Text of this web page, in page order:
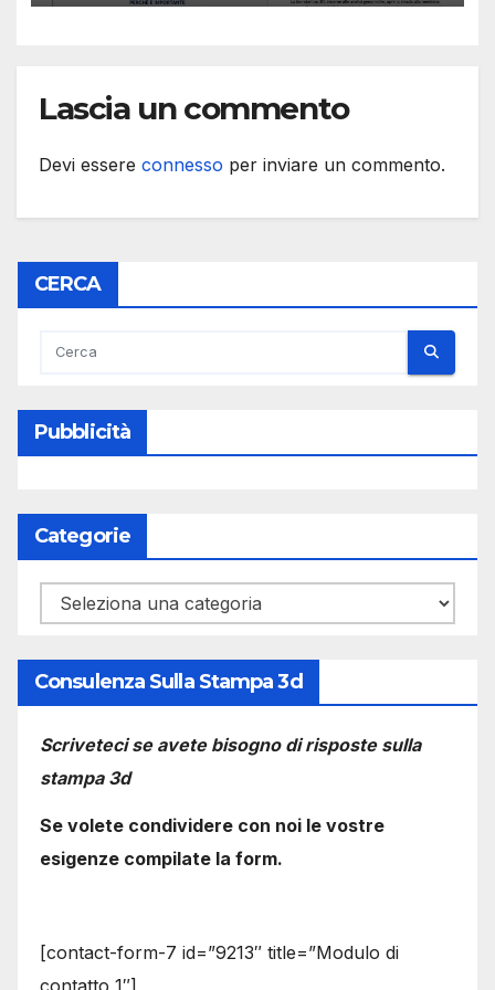
Lascia un commento
Devi essere connesso per inviare un commento.
CERCA
Pubblicità
Categorie
Categorie
Consulenza Sulla Stampa 3d
Scriveteci se avete bisogno di risposte sulla
stampa 3d
Se volete condividere con noi le vostre
esigenze compilate la form.
[contact-form-7 id=”9213″ title=”Modulo di